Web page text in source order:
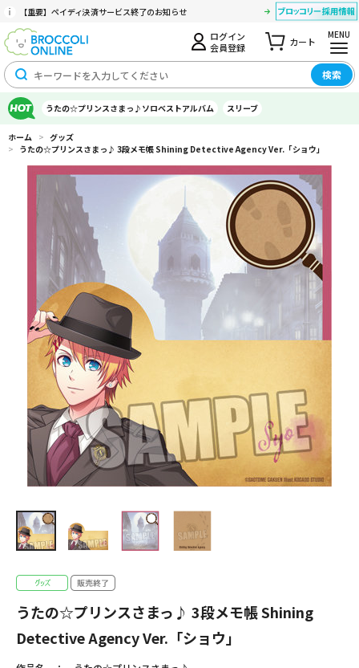
【重要】ペイディ決済サービス終了のお知らせ
ログイン
会員登録
カート
MENU
検索
うたの☆プリンスさまっ♪ソロベストアルバム スリーブ
ホーム > グッズ
> うたの☆プリンスさまっ♪ 3段メモ帳 Shining Detective Agency Ver.「ショウ」
うたの☆プリンスさまっ♪ 3段メモ帳 Shining
Detective Agency Ver.「ショウ」